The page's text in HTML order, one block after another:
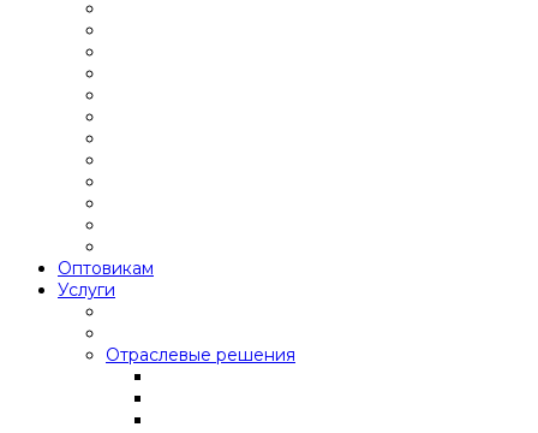
Оптовикам
Услуги
Отраслевые решения